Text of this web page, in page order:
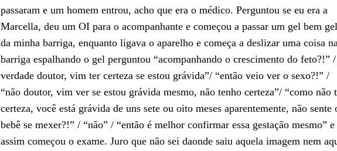
passaram e um homem entrou, acho que era o médico. Perguntou se eu era a
Marcella, deu um OI para o acompanhante e começou a passar um gel bem
da minha barriga, enquanto ligava o aparelho e começa a deslizar uma coisa
barriga espalhando o gel perguntou “acompanhando o crescimento do feto?!”
verdade doutor, vim ter certeza se estou grávida”/ “então veio ver o sexo?!” /
“não doutor, vim ver se estou grávida mesmo, não tenho certeza”/ “como não
certeza, você está grávida de uns sete ou oito meses aparentemente, não sente
bebê se mexer?!” / “não” / “então é melhor confirmar essa gestação mesmo” e
assim começou o exame. Juro que não sei daonde saiu aquela imagem nem